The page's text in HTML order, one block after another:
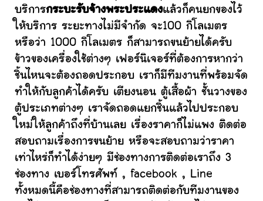
บริการกระบะรับจ้างพระประแดงแล้วก็คนยกของไว้
ให้บริการ ระยะทางไม่มีจำกัด จะ100 กิโลเมตร
หรือว่า 1000 กิโลเมตร ก็สามารถขนย้ายได้ครับ
ข้าวของเครื่องใช้ต่างๆ เฟอร์นิเจอร์ที่ต้องการหากว่า
ชิ้นไหนจะต้องถอดประกอบ เราก็มีทีมงานที่พร้อมจัด
ทำให้กับลูกค้าได้ครับ เตียงนอน ตู้เสื้อผ้า ชั้นวางของ
ตู้ประเภทต่างๆ เราจัดถอดแยกชิ้นแล้วไปประกอบ
ใหม่ให้ลูกค้าถึงที่บ้านเลย เรื่องราคาก็ไม่แพง ติดต่อ
สอบถามเรื่องการขนย้าย หรือจะสอบถามว่าราคา
เท่าไหร่ก็ทำได้ง่ายๆ มีช่องทางการติดต่อเราถึง 3
ช่องทาง เบอร์โทรศัพท์ , facebook , Line
ทั้งหมดนี้คือช่องทางที่สามารถติดต่อกับทีมงานของ